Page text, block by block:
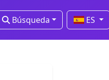
Búsqueda ES